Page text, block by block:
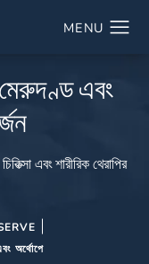
এবং
এবং শারীরিক থেরাপির
অর্থোপে